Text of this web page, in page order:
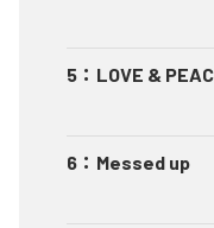
5 ： LOVE &
6 ： Messed up